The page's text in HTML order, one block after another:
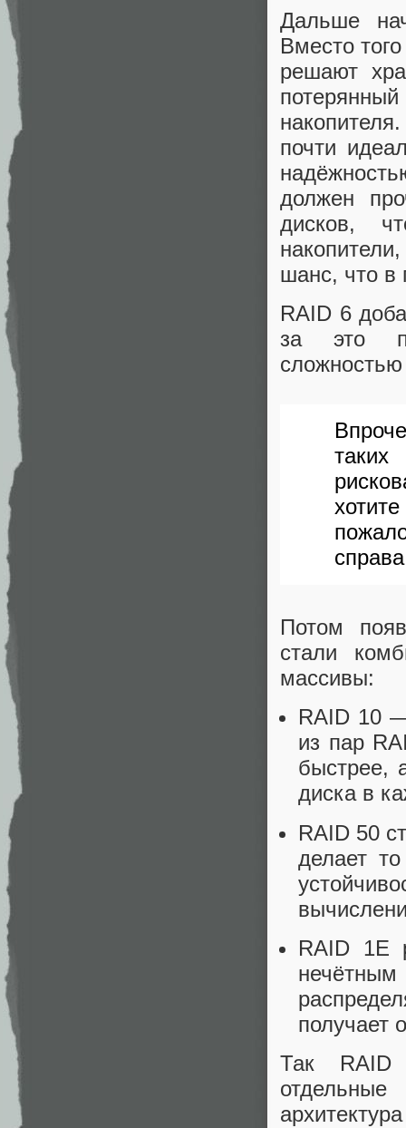
Дальше
Вместо
решают
почти
должен
дисков,
шанс, что в
RAID 6
за это
Потом
стали
массивы:
RAID 10
из пар
быстрее,
диска в
RAID 50
делает
RAID 1E
получает
Так